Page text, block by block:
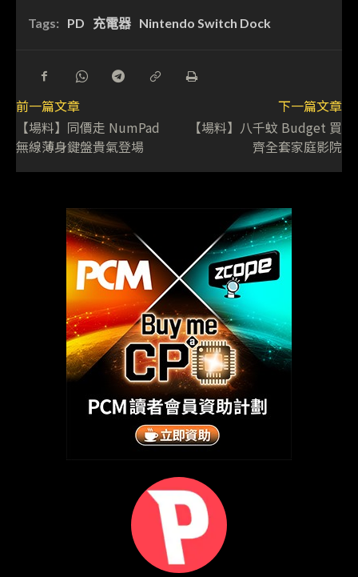
Tags: PD 充電器 Nintendo Switch Dock
前一篇文章
【場料】同價走 NumPad
無線薄身鍵盤貴氣登場
下一篇文章
【場料】八千蚊 Budget 買
齊全套家庭影院